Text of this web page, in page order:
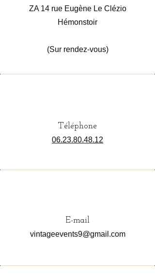
ZA 14 rue Eugène Le Clézio
Hémonstoir
(Sur rendez-vous)
Téléphone
06.23.80.48.12
E-mail
vintageevents9@gmail.com